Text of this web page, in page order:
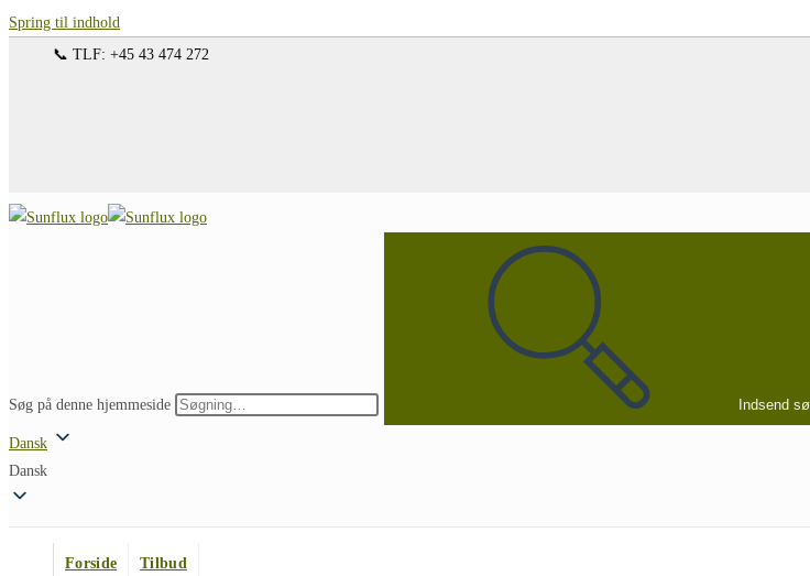
Spring til indhold
📞 TLF: +45 43 474 272
Søg på denne hjemmeside Indsend
Dansk
Dansk
Forside Tilbud